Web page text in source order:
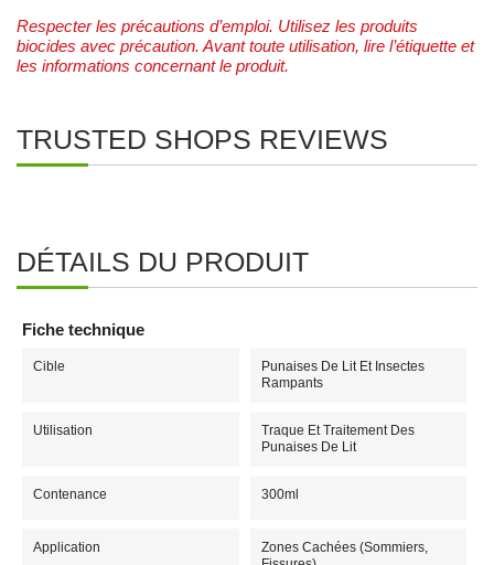
Respecter les précautions d’emploi. Utilisez les produits
biocides avec précaution. Avant toute utilisation, lire l’étiquette et
les informations concernant le produit.
TRUSTED SHOPS REVIEWS
DÉTAILS DU PRODUIT
Fiche technique
Cible
Punaises De Lit Et Insectes
Rampants
Utilisation
Traque Et Traitement Des
Punaises De Lit
Contenance 300ml
Application
Zones Cachées (sommiers,